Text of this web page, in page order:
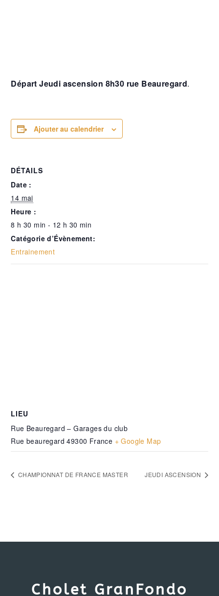
Départ Jeudi ascension 8h30 rue Beauregard.
Ajouter au calendrier
DÉTAILS
Date :
14 mai
Heure :
8 h 30 min - 12 h 30 min
Catégorie d’Évènement:
Entrainement
LIEU
Rue Beauregard – Garages du club
Rue beauregard 49300 France + Google Map
CHAMPIONNAT DE FRANCE MASTER JEUDI ASCENSION
Cholet GranFondo